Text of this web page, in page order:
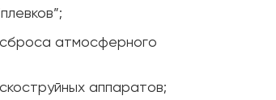
сброса атмосферного
аппаратов;